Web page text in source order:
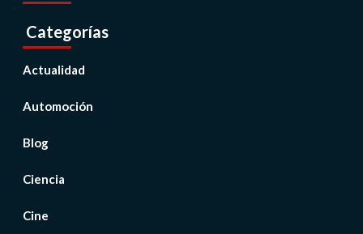
Categorías
Actualidad
Automoción
Blog
Ciencia
Cine